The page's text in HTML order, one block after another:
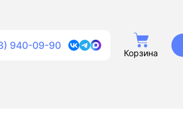
940-09-90
Корзина